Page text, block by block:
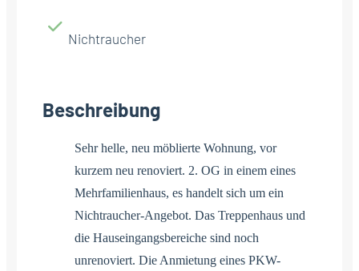
Nichtraucher
Beschreibung
Sehr helle, neu möblierte Wohnung, vor
kurzem neu renoviert. 2. OG in einem eines
Mehrfamilienhaus, es handelt sich um ein
Nichtraucher-Angebot. Das Treppenhaus und
die Hauseingangsbereiche sind noch
unrenoviert. Die Anmietung eines PKW-